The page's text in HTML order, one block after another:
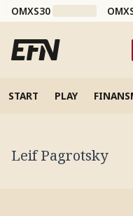
OMXS30
START PLAY
Leif Pagrotsky